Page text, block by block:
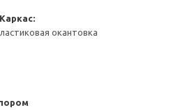
Каркас:
окантовка